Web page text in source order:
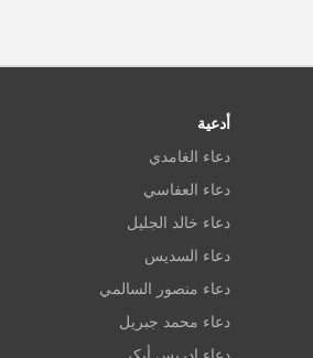
أدعية
دعاء الغامدي
دعاء العفاسي
دعاء خالد الجليل
دعاء السديس
دعاء منصور السالمي
دعاء محمد جبريل